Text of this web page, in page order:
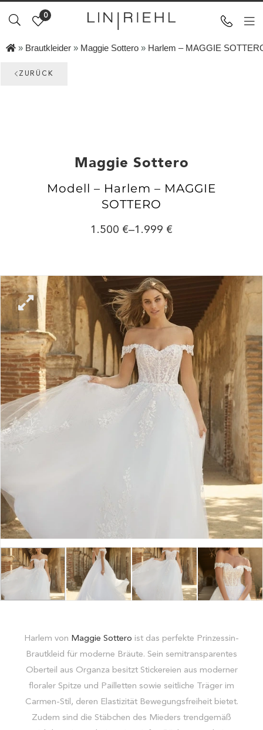
0
» Brautkleider » Maggie Sottero » Harlem – MAGGIE
ZURÜCK
Maggie Sottero
Modell – Harlem – MAGGIE
SOTTERO
1.500 –1.999
Harlem von Maggie Sottero ist das perfekte Prinzessin-
Brautkleid für moderne Bräute. Sein semitransparentes
Oberteil aus Organza besitzt Stickereien aus moderner
floraler Spitze und Pailletten sowie seitliche Träger im
Carmen-Stil, deren Elastizität Bewegungsfreiheit bietet.
Zudem sind die Stäbchen des Mieders trendgemäß